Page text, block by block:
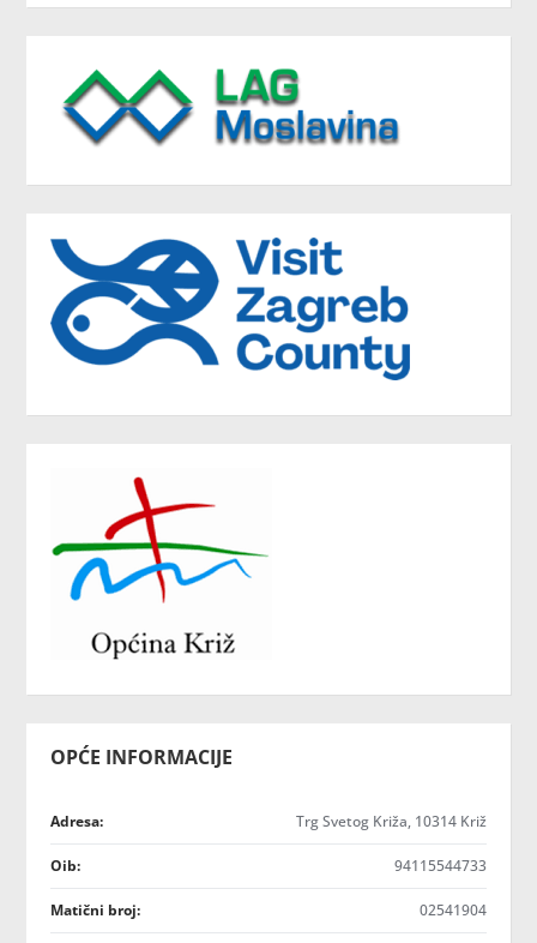
OPĆE INFORMACIJE
Adresa: Trg Svetog Križa, 10314 Križ
Oib: 94115544733
Matični broj: 02541904